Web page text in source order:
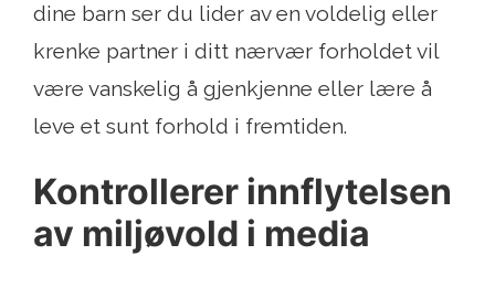
dine barn ser du lider av en voldelig eller
krenke partner i ditt nærvær forholdet vil
være vanskelig å gjenkjenne eller lære å
leve et sunt forhold i fremtiden.
Kontrollerer innflytelsen
av miljøvold i media